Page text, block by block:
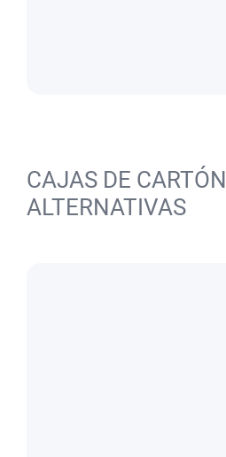
CAJAS DE CARTÓN
ALTERNATIVAS